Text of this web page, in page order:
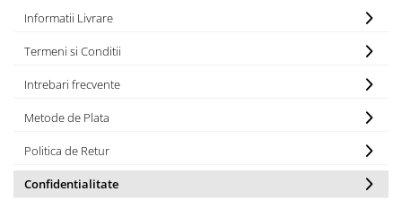
Informatii Livrare
Termeni si Conditii
Intrebari frecvente
Metode de Plata
Politica de Retur
Confidentialitate